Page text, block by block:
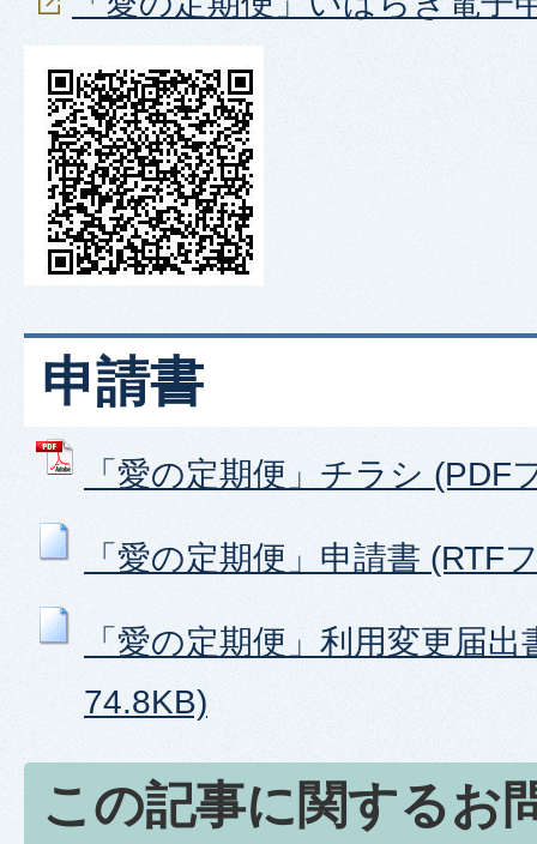
申請書
「愛の定期便」チラシ (PDF
「愛の定期便」申請書 (RTF
「愛の定期便」利用変更届
74.8KB)
この記事に関するお